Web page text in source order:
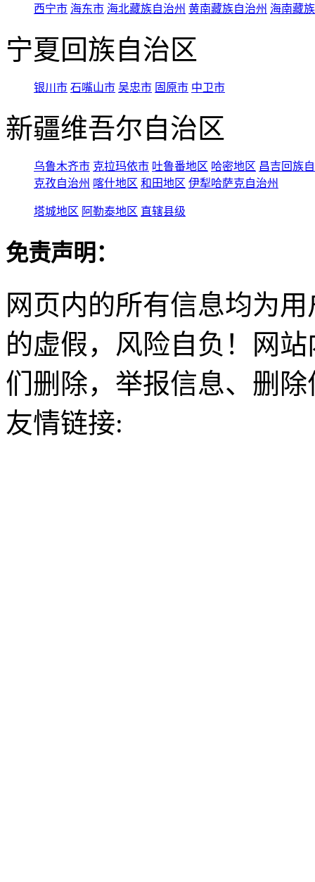
西宁市 海东市 海北藏族自治州 黄南藏族自治州 海南藏
宁夏回族自治区
银川市 石嘴山市 吴忠市 固原市 中卫市
新疆维吾尔自治区
乌鲁木齐市 克拉玛依市 吐鲁番地区 哈密地区 昌吉回族
克孜自治州 喀什地区 和田地区 伊犁哈萨克自治州
塔城地区 阿勒泰地区 直辖县级
免责声明：
网页内的所有信息均为
的虚假，风险自负！网
们删除，举报信息、删
友情链接: